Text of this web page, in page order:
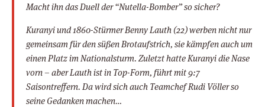
Macht ihn das Duell der “Nutella-Bomber” so sicher?
Kuranyi und 1860-Stürmer Benny Lauth (22) werben nicht nur
gemeinsam für den süßen Brotaufstrich, sie kämpfen auch um
einen Platz im Nationalsturm. Zuletzt hatte Kuranyi die Nase
vorn – aber Lauth ist in Top-Form, führt mit 9:7
Saisontreffern. Da wird sich auch Teamchef Rudi Völler so
seine Gedanken machen…